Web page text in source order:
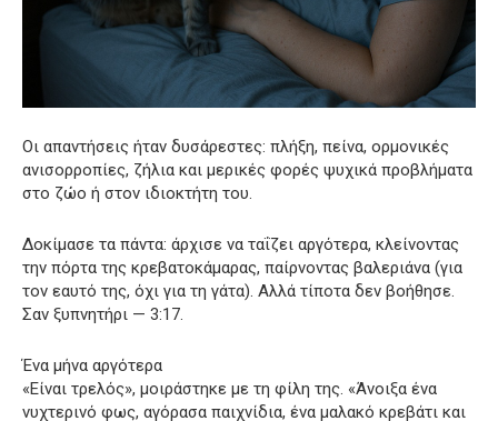
Οι απαντήσεις ήταν δυσάρεστες: πλήξη, πείνα, ορμονικές
ανισορροπίες, ζήλια και μερικές φορές ψυχικά προβλήματα
στο ζώο ή στον ιδιοκτήτη του.
Δοκίμασε τα πάντα: άρχισε να ταΐζει αργότερα, κλείνοντας
την πόρτα της κρεβατοκάμαρας, παίρνοντας βαλεριάνα (για
τον εαυτό της, όχι για τη γάτα). Αλλά τίποτα δεν βοήθησε.
Σαν ξυπνητήρι — 3:17.
Ένα μήνα αργότερα
«Είναι τρελός», μοιράστηκε με τη φίλη της. «Άνοιξα ένα
νυχτερινό φως, αγόρασα παιχνίδια, ένα μαλακό κρεβάτι και